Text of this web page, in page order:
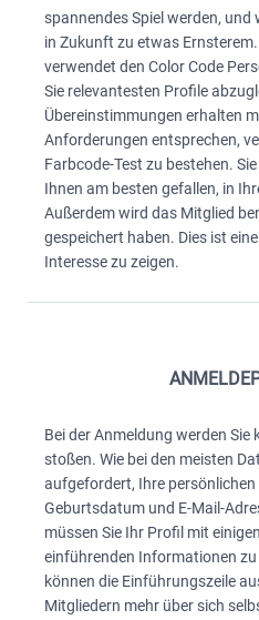
spannendes Spiel werden,
in Zukunft zu etwas
verwendet den Color Code
Sie relevantesten Profile
Übereinstimmungen erhalten
Anforderungen entsprechen,
Farbcode-Test zu bestehen.
Ihnen am besten gefallen, in
Außerdem wird das Mitglied
gespeichert haben. Dies ist
Interesse zu zeigen.
Bei der Anmeldung werden
stoßen. Wie bei den meisten
aufgefordert, Ihre persönlichen
Geburtsdatum und E-Mail-
müssen Sie Ihr Profil mit
einführenden Informationen
können die Einführungszeile
Mitgliedern mehr über sich